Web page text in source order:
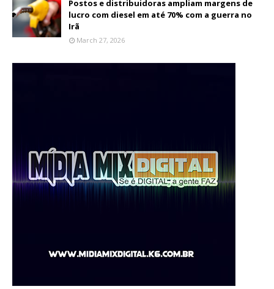
Postos e distribuidoras ampliam margens de
lucro com diesel em até 70% com a guerra no
Irã
March 27, 2026